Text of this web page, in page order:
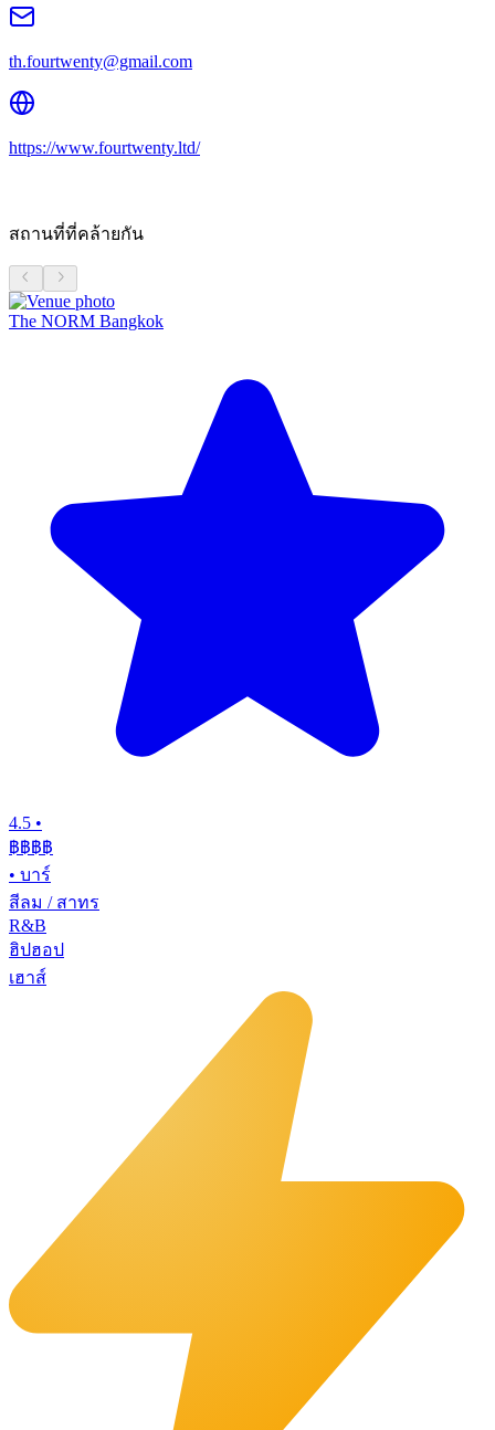
th.fourtwenty@gmail.com
https://www.fourtwenty.ltd/
สถานที่ที่คล้ายกัน
The NORM Bangkok
4.5 •
฿฿฿฿
• บาร์
สีลม / สาทร
R&B
ฮิปฮอป
เฮาส์